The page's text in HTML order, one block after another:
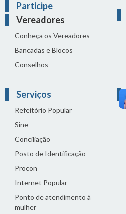
Participe
Vereadores
Conheça os Vereadores
Bancadas e Blocos
Conselhos
Serviços
Refeitório Popular
Sine
Conciliação
Posto de Identificação
Procon
Internet Popular
Ponto de atendimento à
mulher